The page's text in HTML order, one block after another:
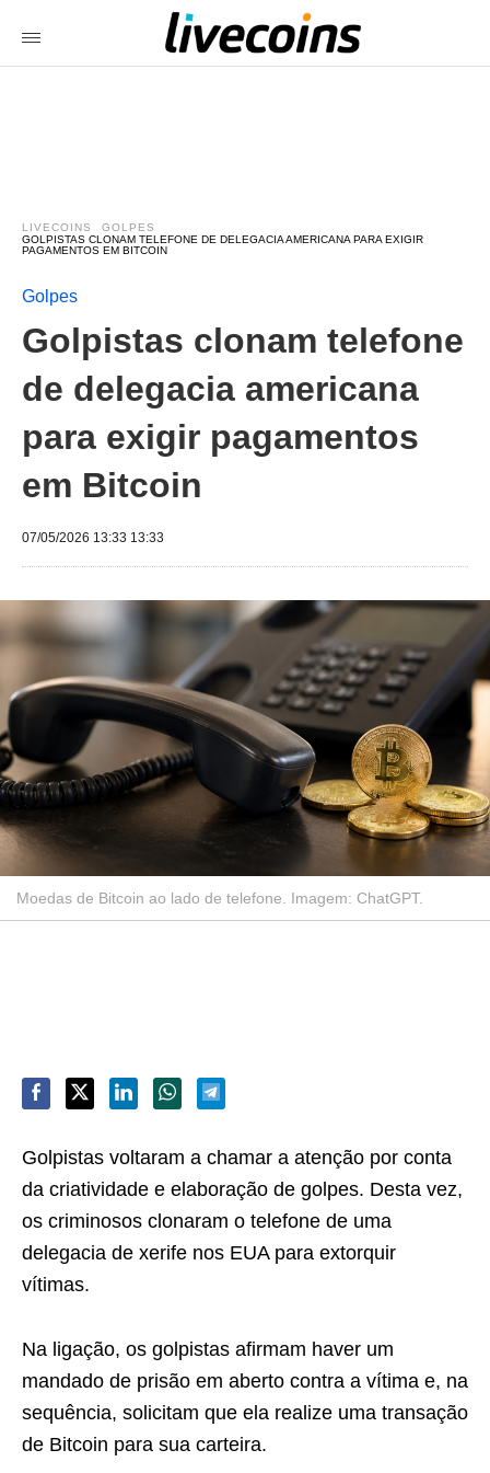
LIVECOINS
GOLPES
GOLPISTAS CLONAM TELEFONE DE DELEGACIA AMERICANA PARA EXIGIR
PAGAMENTOS EM BITCOIN
Golpes
Golpistas clonam telefone
de delegacia americana
para exigir pagamentos
em Bitcoin
07/05/2026 13:33 13:33
Moedas de Bitcoin ao lado de telefone. Imagem: ChatGPT.
Golpistas voltaram a chamar a atenção por conta
da criatividade e elaboração de golpes. Desta vez,
os criminosos clonaram o telefone de uma
delegacia de xerife nos EUA para extorquir
vítimas.
Na ligação, os golpistas afirmam haver um
mandado de prisão em aberto contra a vítima e, na
sequência, solicitam que ela realize uma transação
de Bitcoin para sua carteira.